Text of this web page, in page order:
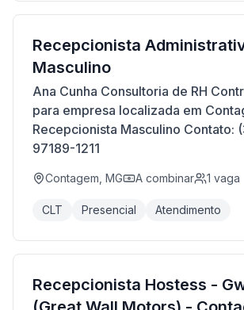
Recepcionista
Masculino
Ana Cunha Consultoria de RH
para empresa localizada em
Recepcionista Masculino Contato:
97189-1211
Contagem, MG A combinar 1 vaga
CLT Presencial Atendimento
Recepcionista Hostess -